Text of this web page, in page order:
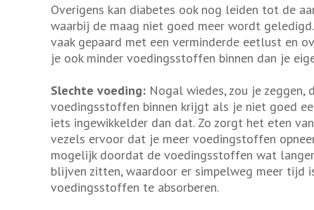
Overigens kan diabetes ook nog leiden tot de
waarbij de maag niet goed meer wordt
vaak gepaard met een verminderde eetlust en
je ook minder voedingsstoffen binnen dan je
Slechte voeding: Nogal wiedes, zou je zeggen,
voedingsstoffen binnen krijgt als je niet goed
iets ingewikkelder dan dat. Zo zorgt het eten
vezels ervoor dat je meer voedingstoffen
mogelijk doordat de voedingsstoffen wat
blijven zitten, waardoor er simpelweg meer tijd
voedingsstoffen te absorberen.